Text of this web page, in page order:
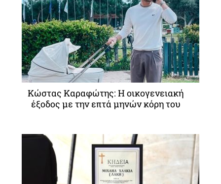
Κώστας Καραφώτης: Η οικογενειακή
έξοδος με την επτά μηνών κόρη του